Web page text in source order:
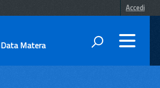
Accedi
Matera